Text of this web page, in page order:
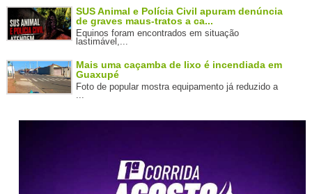
SUS Animal e Polícia Civil apuram denúncia
de graves maus-tratos a ca...
Equinos foram encontrados em situação
lastimável,...
Mais uma caçamba de lixo é incendiada em
Guaxupé
Foto de popular mostra equipamento já reduzido a
...